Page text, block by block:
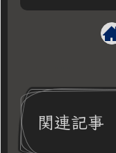
関連記事